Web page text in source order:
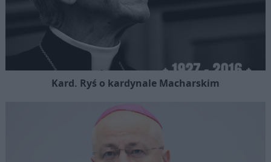
Kard. Ryś o kardynale Macharskim